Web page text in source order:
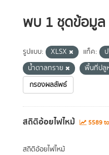
พบ 1 ชุดข้อมูล
รูปแบบ: XLSX แท็ค:
น้ำตาลทราย
พื้นที่ปลู
กรองผลลัพธ์
สถิติอ้อยไฟไหม้ 5589
สถิติอ้อยไฟไหม้